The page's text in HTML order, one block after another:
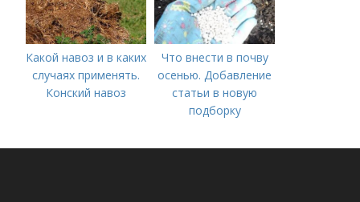
Какой навоз и в каких
случаях применять.
Конский навоз
Что внести в почву
осенью. Добавление
статьи в новую
подборку